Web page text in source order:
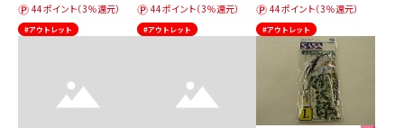
44ポイント（3％還元）
#アウトレット
44ポイント（3％還元）
#アウトレット
44ポイント（3％還元）
#アウトレット